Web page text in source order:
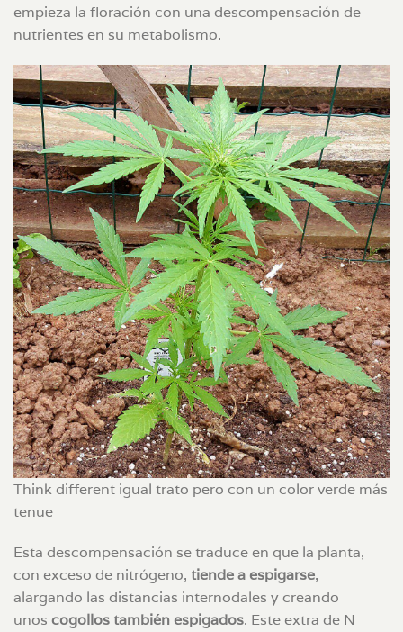
empieza la floración con una descompensación de
nutrientes en su metabolismo.
Think different igual trato pero con un color verde más
tenue
Esta descompensación se traduce en que la planta,
con exceso de nitrógeno, tiende a espigarse,
alargando las distancias internodales y creando
unos cogollos también espigados. Este extra de N